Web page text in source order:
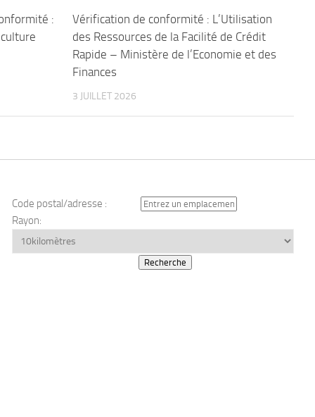
:
Vérification de conformité : L’Utilisation
des Ressources de la Facilité de Crédit
Rapide – Ministère de l’Economie et des
Finances
3 JUILLET 2026
Code postal/adresse :
Rayon: